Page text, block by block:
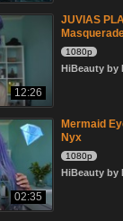
12:26
JUVIAS
1080p
HiBeauty by
02:35
Mermaid
Nyx
1080p
HiBeauty by